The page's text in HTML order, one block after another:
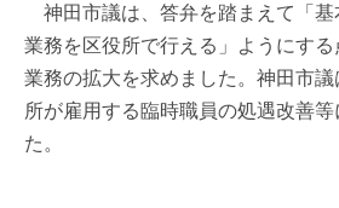
神田市議は、答弁を踏まえて「基
業務を区役所で行える」ようにす
業務の拡大を求めました。神田市
所が雇用する臨時職員の処遇改善
た。